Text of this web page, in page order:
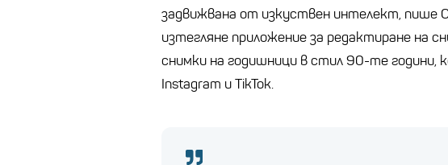
задвижвана от изкуствен интелект, пише
изтегляне приложение за редактиране на
снимки на годишници в стил 90-те години,
Instagram и TikTok.